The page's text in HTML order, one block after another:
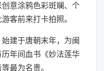
意涂鸦色彩斑斓、个
客前来打卡拍照。
建于唐朝末年，为闽
年间血书《妙法莲华
最为名贵。